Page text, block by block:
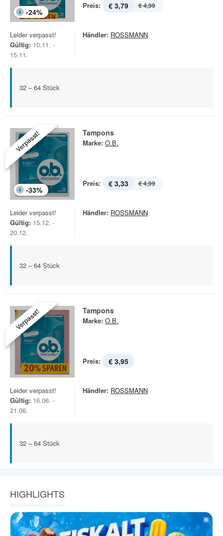
-24%
Preis: € 3,79 € 4,99
Leider verpasst!
Gültig: 10.11. -
15.11.
Händler: ROSSMANN
32 – 64 Stück
Verpasst!
-33%
Tampons
Marke: O.B.
Preis: € 3,33 € 4,99
Leider verpasst!
Gültig: 15.12. -
20.12.
Händler: ROSSMANN
32 – 64 Stück
Verpasst! Tampons
Marke: O.B.
Preis: € 3,95
Leider verpasst!
Gültig: 16.06. -
21.06.
Händler: ROSSMANN
32 – 64 Stück
HIGHLIGHTS